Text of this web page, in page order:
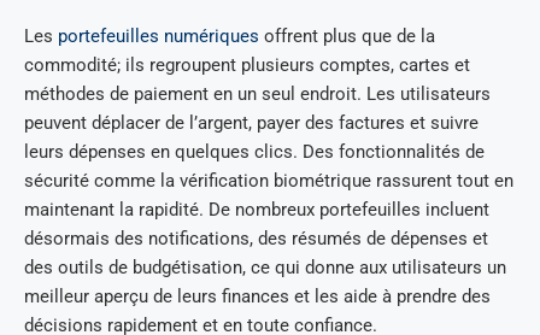
Les portefeuilles numériques offrent plus que de la
commodité; ils regroupent plusieurs comptes, cartes et
méthodes de paiement en un seul endroit. Les utilisateurs
peuvent déplacer de l’argent, payer des factures et suivre
leurs dépenses en quelques clics. Des fonctionnalités de
sécurité comme la vérification biométrique rassurent tout en
maintenant la rapidité. De nombreux portefeuilles incluent
désormais des notifications, des résumés de dépenses et
des outils de budgétisation, ce qui donne aux utilisateurs un
meilleur aperçu de leurs finances et les aide à prendre des
décisions rapidement et en toute confiance.